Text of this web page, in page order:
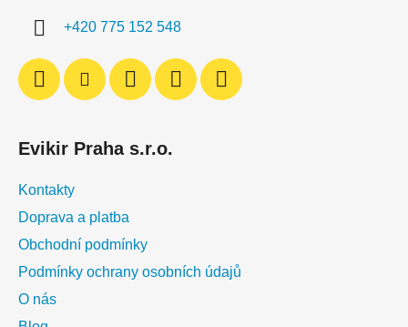
+420 775 152 548
Evikir Praha s.r.o.
Kontakty
Doprava a platba
Obchodní podmínky
Podmínky ochrany osobních údajů
O nás